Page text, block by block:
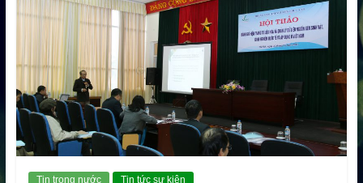
Tin trong nước Tin tức sự kiện